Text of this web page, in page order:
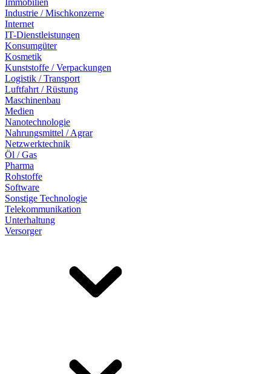
Immobilien
Industrie / Mischkonzerne
Internet
IT-Dienstleistungen
Konsumgüter
Kosmetik
Kunststoffe / Verpackungen
Logistik / Transport
Luftfahrt / Rüstung
Maschinenbau
Medien
Nanotechnologie
Nahrungsmittel / Agrar
Netzwerktechnik
Öl / Gas
Pharma
Rohstoffe
Software
Sonstige Technologie
Telekommunikation
Unterhaltung
Versorger